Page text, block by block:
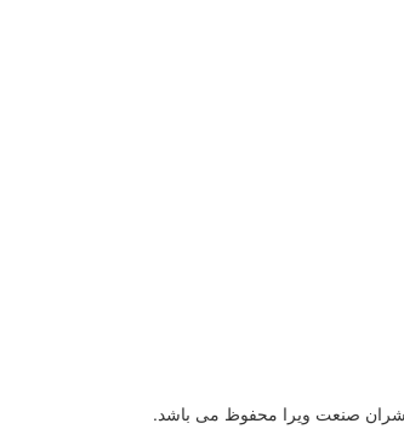
صنعت ویرا محفوظ می باشد.